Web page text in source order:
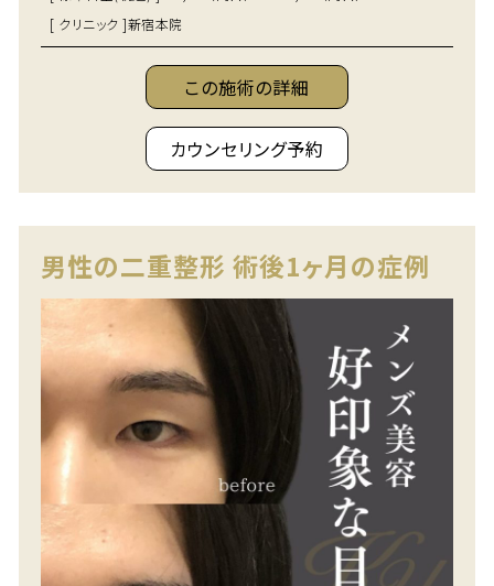
[ クリニック ]新宿本院
この施術の詳細
カウンセリング予約
男性の二重整形 術後1ヶ月の症例